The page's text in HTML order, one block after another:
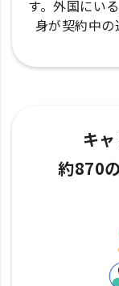
す。外国にい
身が契約中の
キ
約870